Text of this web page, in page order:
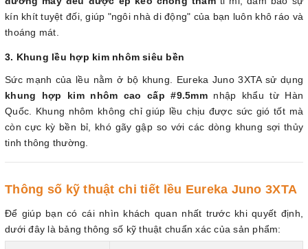
kín khít tuyệt đối, giúp "ngôi nhà di động" của bạn luôn khô ráo và
thoáng mát.
3. Khung lều hợp kim nhôm siêu bền
Sức mạnh của lều nằm ở bộ khung. Eureka Juno 3XTA sử dụng
khung hợp kim nhôm cao cấp #9.5mmnhập khẩu từ Hàn
Quốc. Khung nhôm không chỉ giúp lều chịu được sức gió tốt mà
còn cực kỳ bền bỉ, khó gãy gập so với các dòng khung sợi thủy
tinh thông thường.
Thông số kỹ thuật chi tiết lều Eureka Juno 3XTA
Để giúp bạn có cái nhìn khách quan nhất trước khi quyết định,
dưới đây là bảng thông số kỹ thuật chuẩn xác của sản phẩm: